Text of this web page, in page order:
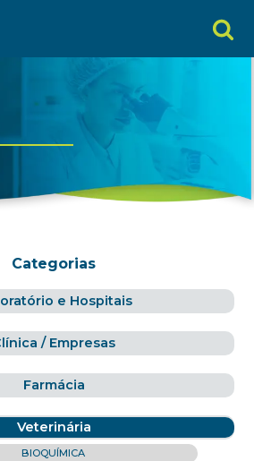
Categorias
e Hospitais
/ Empresas
Farmácia
Veterinária
BIOQUÍMICA